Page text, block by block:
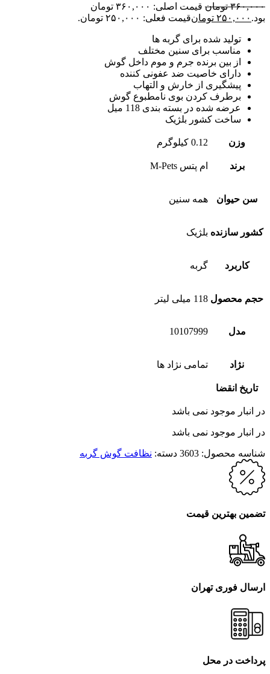
۳۶۰,۰۰۰ تومان
قیمت اصلی: ۳۶۰,۰۰۰ تومان
بود. ۲۵۰,۰۰۰ تومانقیمت فعلی: ۲۵۰,۰۰۰ تومان.
تولید شده برای گربه ها
مناسب برای سنین مختلف
از بین برنده جرم و موم داخل گوش
دارای خاصیت ضد عفونی کننده
پیشگیری از خارش و التهاب
برطرف کردن بوی نامطبوع گوش
عرضه شده در بسته بندی 118 میل
ساخت کشور بلژیک
وزن 0.12 کیلوگرم
برند ام پتس M-Pets
سن حیوان همه سنین
کشور سازنده بلژیک
کاربرد گربه
حجم محصول 118 میلی لیتر
مدل 10107999
نژاد تمامی نژاد ها
تاریخ انقضا
در انبار موجود نمی باشد
در انبار موجود نمی باشد
شناسه محصول: 3603 دسته: نظافت گوش گربه
تضمین بهترین قیمت
ارسال فوری تهران
پرداخت در محل